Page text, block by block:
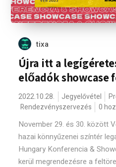
tixa
Újra itt a
előadók showcase
2022.10.28. Jegyelővétel
Rendezvényszervezés
0
November 29. és 30. között
hazai könnyűzenei színtér
Hungary Konferencia &
kerül megrendezésre a